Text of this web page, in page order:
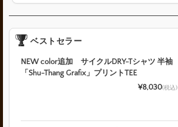
ベストセラー
NEW color追加 サイクルDRY-Tシャツ 半袖
「Shu-Thang Grafix」プリントTEE
¥8,030(税込)